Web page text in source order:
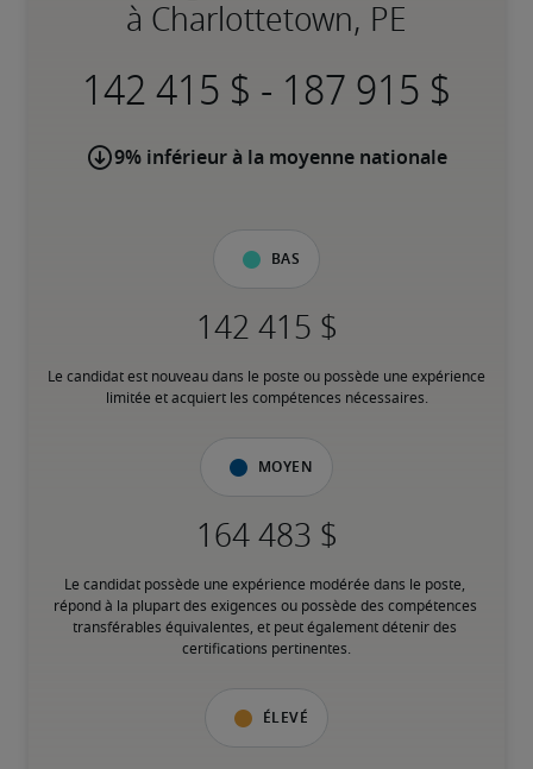
à Charlottetown, PE
-
9% inférieur à la moyenne nationale
Bas
Le candidat est nouveau dans le poste ou possède une expérience
limitée et acquiert les compétences nécessaires.
Moyen
Le candidat possède une expérience modérée dans le poste,
répond à la plupart des exigences ou possède des compétences
transférables équivalentes, et peut également détenir des
certifications pertinentes.
Élevé